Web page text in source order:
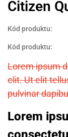
Citizen
Kód produktu:
Kód produktu:
Lorem ipsum
elit. Ut elit
pulvinar
Lorem